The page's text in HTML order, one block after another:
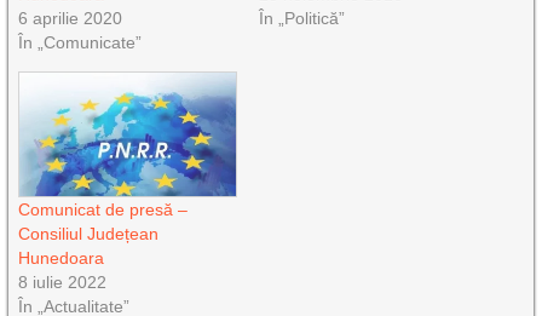
6 aprilie 2020
În „Comunicate”
În „Politică”
Comunicat de presă –
Consiliul Județean
Hunedoara
8 iulie 2022
În „Actualitate”